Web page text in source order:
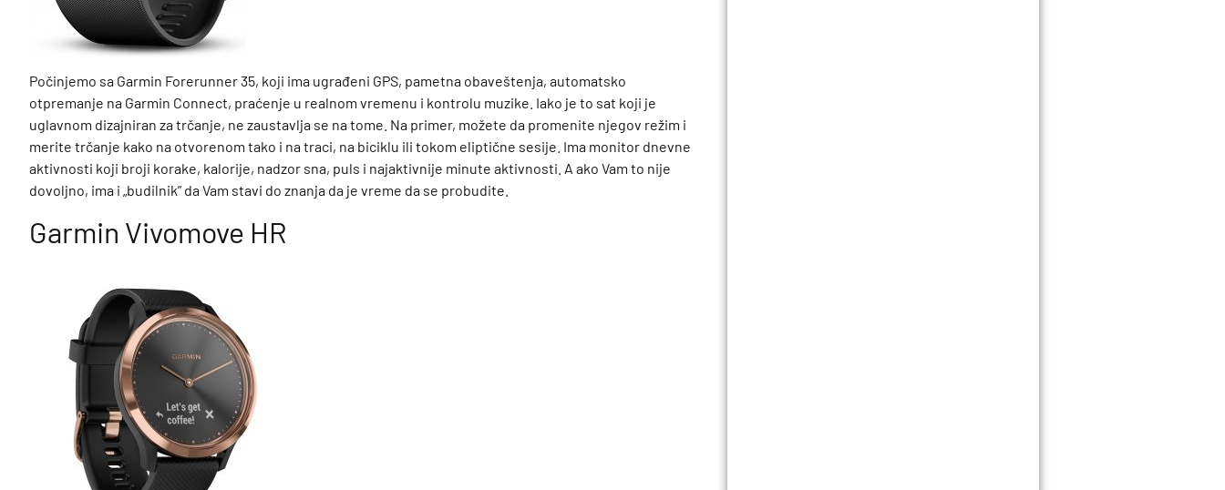
Počinjemo sa Garmin Forerunner 35, koji ima ugrađeni GPS, pametna obaveštenja, automatsko
otpremanje na Garmin Connect, praćenje u realnom vremenu i kontrolu muzike. Iako je to sat koji je
uglavnom dizajniran za trčanje, ne zaustavlja se na tome. Na primer, možete da promenite njegov režim i
merite trčanje kako na otvorenom tako i na traci, na biciklu ili tokom eliptične sesije. Ima monitor dnevne
aktivnosti koji broji korake, kalorije, nadzor sna, puls i najaktivnije minute aktivnosti. A ako Vam to nije
dovoljno, ima i „budilnik” da Vam stavi do znanja da je vreme da se probudite.
Garmin Vivomove HR